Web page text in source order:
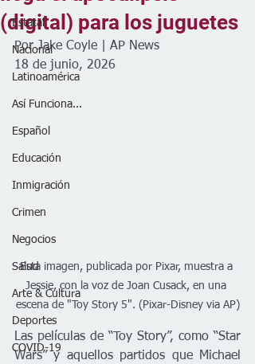
Estatal
Nacional
Latinoamérica
Así Funciona...
Español
Educación
Inmigración
Crimen
Negocios
Salud
Arte & Cultura
Deportes
COVID-19
(digital) para los juguetes
Por Jake Coyle | AP News
18 de junio, 2026
Esta imagen, publicada por Pixar, muestra a
Jessie, con la voz de Joan Cusack, en una
escena de "Toy Story 5". (Pixar-Disney via AP)
Las películas de “Toy Story”, como “Star
Wars” y aquellos partidos que Michael